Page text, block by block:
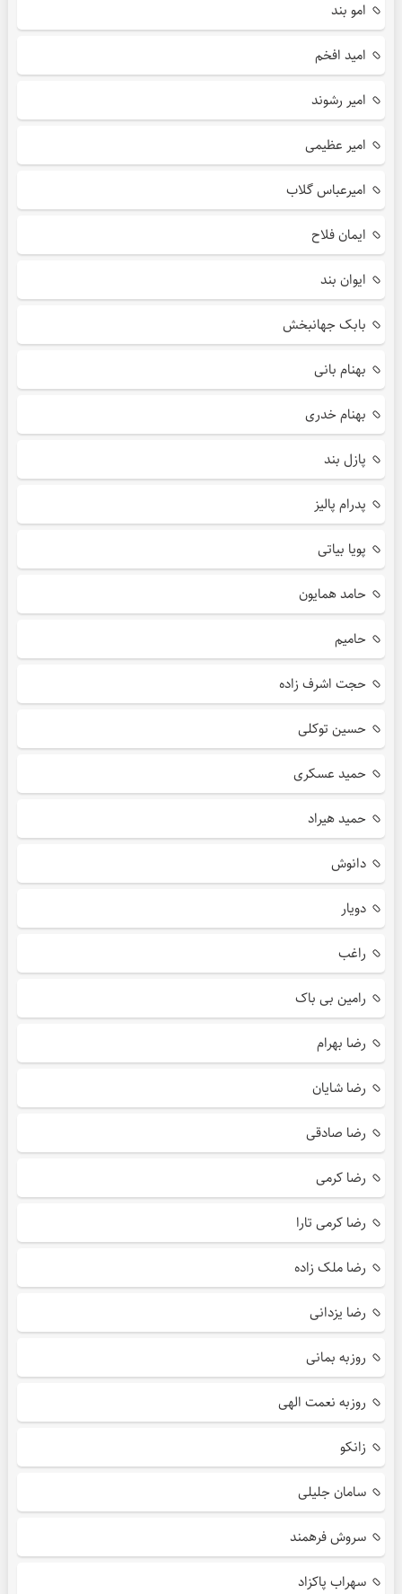
امو بند
امید افخم
امیر رشوند
امیر عظیمی
امیرعباس گلاب
ایمان فلاح
ایوان بند
بابک جهانبخش
بهنام بانی
بهنام خدری
پازل بند
پدرام پالیز
پویا بیاتی
حامد همایون
حامیم
حجت اشرف زاده
حسین توکلی
حمید عسکری
حمید هیراد
دانوش
دویار
راغب
رامین بی باک
رضا بهرام
رضا شایان
رضا صادقی
رضا کرمی
رضا کرمی تارا
رضا ملک زاده
رضا یزدانی
روزبه بمانی
روزبه نعمت الهی
زانکو
سامان جلیلی
سروش فرهمند
سهراب پاکزاد